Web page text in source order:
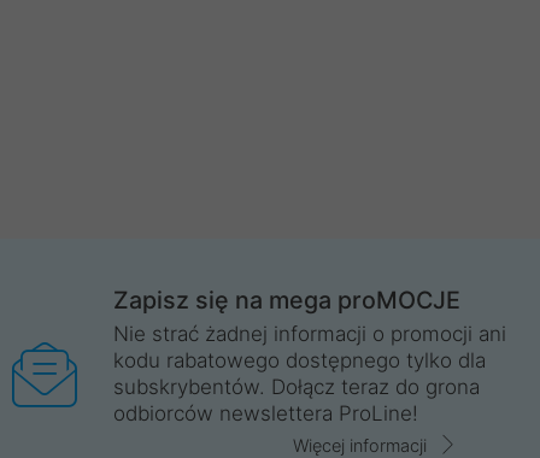
Zapisz się na mega proMOCJE
Nie strać żadnej informacji o promocji ani
kodu rabatowego dostępnego tylko dla
subskrybentów. Dołącz teraz do grona
odbiorców newslettera ProLine!
Więcej informacji